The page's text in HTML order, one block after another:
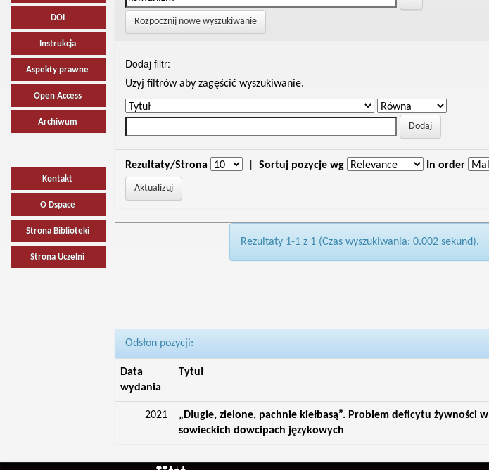
DOI
Instrukcja
Aspekty prawne
Open Access
Archiwum
Kontakt
O Dspace
Strona Biblioteki
Strona Uczelni
Rozpocznij nowe wyszukiwanie
Dodaj filtr:
Uzyj filtrów aby zagęścić wyszukiwanie.
Rezultaty/Strona Sortuj pozycje wg In order
Rezultaty 1-1 z 1 (Czas wyszukiwania: 0.002 sekund).
Odsłon pozycji:
Data
wydania
Tytuł
2021
„Długie, zielone, pachnie kiełbasą”. Problem deficytu żywności w
sowieckich dowcipach językowych